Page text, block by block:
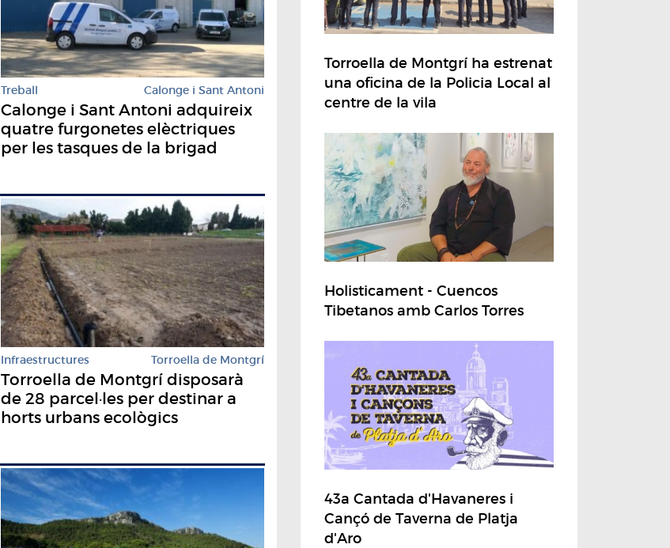
Treball Calonge i Sant Antoni
Calonge i Sant Antoni adquireix
quatre furgonetes elèctriques
per les tasques de la brigad
Infraestructures Torroella de Montgrí
Torroella de Montgrí disposarà
de 28 parcel·les per destinar a
horts urbans ecològics
Torroella de Montgrí ha estrenat
una oficina de la Policia Local al
centre de la vila
Holisticament - Cuencos
Tibetanos amb Carlos Torres
43a Cantada d'Havaneres i
Cançó de Taverna de Platja
d'Aro